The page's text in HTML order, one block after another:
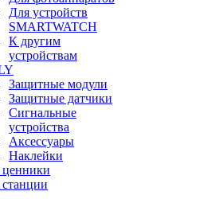
Для устройств
SMARTWATCH
К другим
устройствам
Защитные модули
Защитные датчики
Сигнальные
устройства
Аксессуары
Наклейки
ценники